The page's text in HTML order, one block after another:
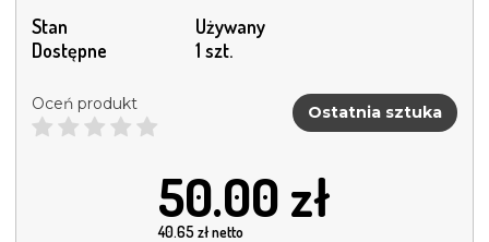
Stan
Używany
Dostępne
1 szt.
Oceń produkt Ostatnia sztuka
50.00 zł
40.65zł netto